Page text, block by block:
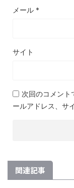
メール *
サイト
次回のコメント
ールアドレス、サ
関連記事